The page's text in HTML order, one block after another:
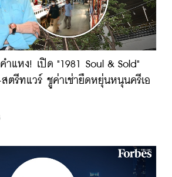
ำแหง! เปิด "1981 Soul & Sold"
ตรีทแวร์ ชูค่าเช่ายืดหยุ่นหนุนครีเอ